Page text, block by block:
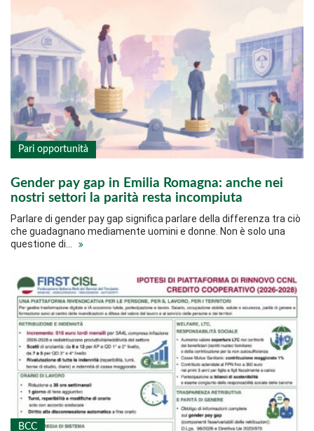
Pari opportunità
Gender pay gap in Emilia Romagna: anche nei
nostri settori la parità resta incompiuta
Parlare di gender pay gap significa parlare della differenza tra ciò
che guadagnano mediamente uomini e donne. Non è solo una
questione di…
BCC